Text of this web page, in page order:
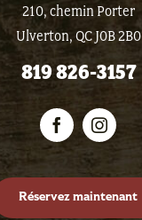
210, chemin Porter
Ulverton, QC J0B 2B0
819 826-3157
Réservez maintenant